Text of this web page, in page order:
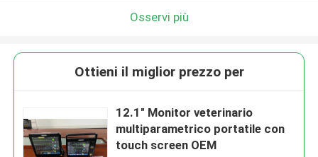
Osservi più
Ottieni il miglior prezzo per
12.1" Monitor veterinario
multiparametrico portatile con
touch screen OEM